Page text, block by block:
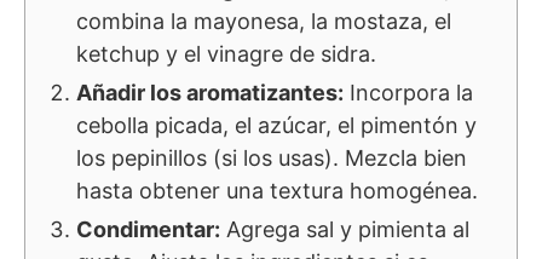
combina la mayonesa, la mostaza, el
ketchup y el vinagre de sidra.
Añadir los aromatizantes: Incorpora la
cebolla picada, el azúcar, el pimentón y
los pepinillos (si los usas). Mezcla bien
hasta obtener una textura homogénea.
Condimentar: Agrega sal y pimienta al